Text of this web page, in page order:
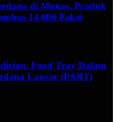
di Monas, Produk
14.000 Paket
Food Tray Dalam
Lancar (PART)